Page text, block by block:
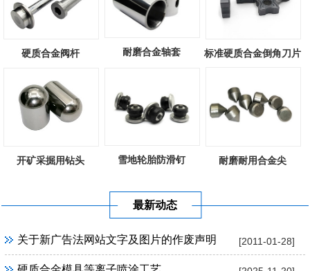
硬质合金阀杆 耐磨合金轴套 标准硬质合金倒角刀片
开矿采掘用钻头 雪地轮胎防滑钉 耐磨耐用合金尖
最新动态
[2011-01-28]
关于新广告法网站文字及图片的作废声明